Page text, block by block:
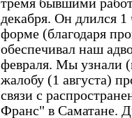
тремя бывшими
декабря. Он длился
форме (благодаря
обеспечивал наш
февраля. Мы узнали
жалобу (1 августа)
связи с
Франс" в Саматане.